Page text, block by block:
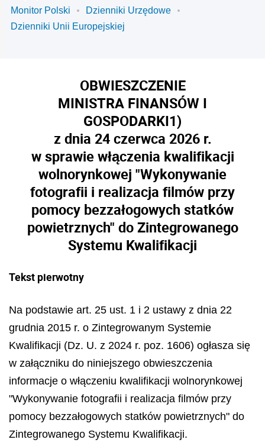
Monitor Polski
Dzienniki Urzędowe
Dzienniki Unii Europejskiej
OBWIESZCZENIE
MINISTRA FINANSÓW I
GOSPODARKI1)
z dnia 24 czerwca 2026 r.
w sprawie włączenia kwalifikacji
wolnorynkowej "Wykonywanie
fotografii i realizacja filmów przy
pomocy bezzałogowych statków
powietrznych" do Zintegrowanego
Systemu Kwalifikacji
Tekst pierwotny
Na podstawie art. 25 ust. 1 i 2 ustawy z dnia 22
grudnia 2015 r. o Zintegrowanym Systemie
Kwalifikacji (Dz. U. z 2024 r. poz. 1606) ogłasza się
w załączniku do niniejszego obwieszczenia
informacje o włączeniu kwalifikacji wolnorynkowej
"Wykonywanie fotografii i realizacja filmów przy
pomocy bezzałogowych statków powietrznych" do
Zintegrowanego Systemu Kwalifikacji.